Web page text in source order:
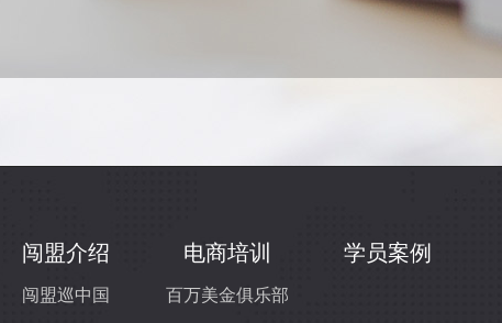
闯盟介绍
闯盟巡中国
电商培训
百万美金俱乐部
学员案例